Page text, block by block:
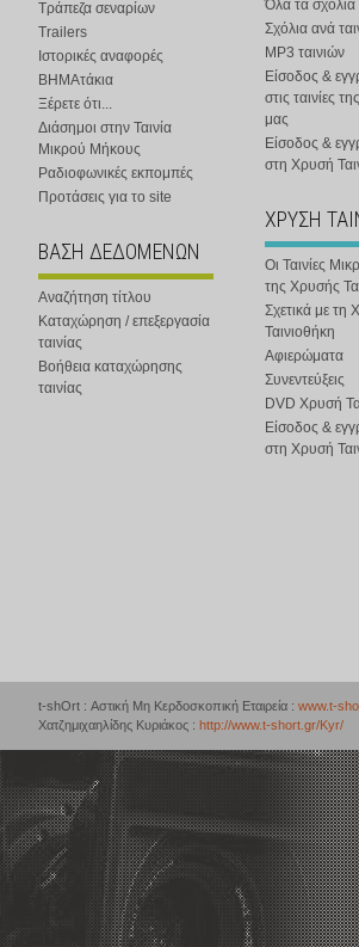
Τράπεζα σεναρίων
Trailers
Ιστορικές αναφορές
ΒΗΜΑτάκια
Ξέρετε ότι...
Διάσημοι στην Ταινία
Μικρού Μήκους
Ραδιοφωνικές εκπομπές
Προτάσεις για το site
ΒΑΣΗ ΔΕΔΟΜΕΝΩΝ
Αναζήτηση τίτλου
Καταχώρηση / επεξεργασία
ταινίας
Βοήθεια καταχώρησης
ταινίας
Όλα τα σχόλια
Σχόλια ανά
MP3 ταινιών
Είσοδος &
στις ταινίες
μας
Είσοδος &
στη Χρυσή
ΧΡΥΣΗ
Οι Ταινίες
της Χρυσής
Σχετικά με τη
Ταινιοθήκη
Αφιερώματα
Συνεντεύξεις
DVD Χρυσή
Είσοδος &
στη Χρυσή
t-shOrt : Αστική Μη Κερδοσκοπική Εταιρεία : www.t-
Χατζημιχαηλίδης Κυριάκος : http://www.t-short.gr/Kyr/